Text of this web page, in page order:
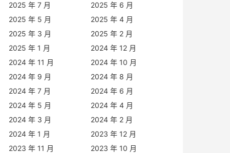
2025 年 7 月
2025 年 6 月
2025 年 5 月
2025 年 4 月
2025 年 3 月
2025 年 2 月
2025 年 1 月
2024 年 12 月
2024 年 11 月
2024 年 10 月
2024 年 9 月
2024 年 8 月
2024 年 7 月
2024 年 6 月
2024 年 5 月
2024 年 4 月
2024 年 3 月
2024 年 2 月
2024 年 1 月
2023 年 12 月
2023 年 11 月
2023 年 10 月